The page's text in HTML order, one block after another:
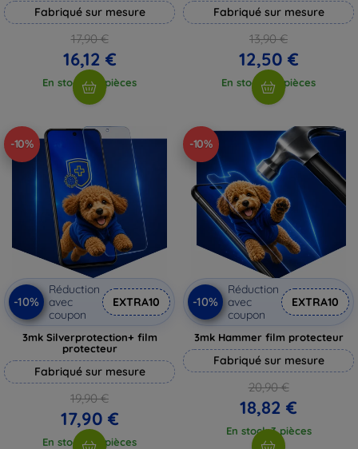
Fabriqué sur mesure
17,90 €
16,12 €
En stock > 5 pièces
Fabriqué sur mesure
13,90 €
12,50 €
En stock > 5 pièces
-10%
-10%
Réduction
avec
coupon
EXTRA10
3mk Silverprotection+ film
protecteur
Fabriqué sur mesure
19,90 €
17,90 €
En stock > 5 pièces
-10%
-10%
Réduction
avec
coupon
EXTRA10
3mk Hammer film protecteur
Fabriqué sur mesure
20,90 €
18,82 €
En stock 3 pièces